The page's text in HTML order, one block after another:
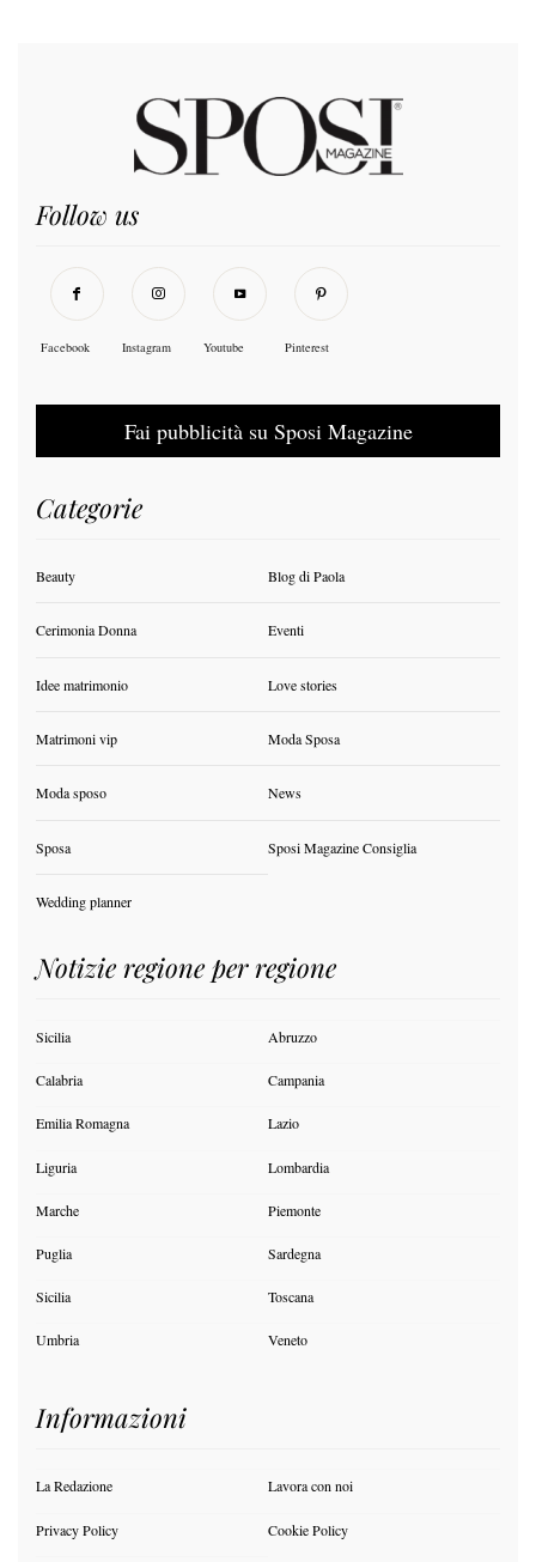
Follow us
Facebook Instagram Youtube Pinterest
Fai pubblicità su Sposi Magazine
Categorie
Beauty Blog di Paola
Cerimonia Donna Eventi
Idee matrimonio Love stories
Matrimoni vip Moda Sposa
Moda sposo News
Sposa Sposi Magazine Consiglia
Wedding planner
Notizie regione per regione
Sicilia Abruzzo
Calabria Campania
Emilia Romagna Lazio
Liguria Lombardia
Marche Piemonte
Puglia Sardegna
Sicilia Toscana
Umbria Veneto
Informazioni
La Redazione Lavora con noi
Privacy Policy Cookie Policy